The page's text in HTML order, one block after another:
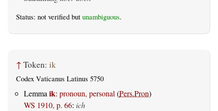
Status: not verified but unambiguous.
↑ Token: ik
Codex Vaticanus Latinus 5750
Lemmaik: pronoun, personal(Pers.Pron)
WS 1910, p. 66: ich